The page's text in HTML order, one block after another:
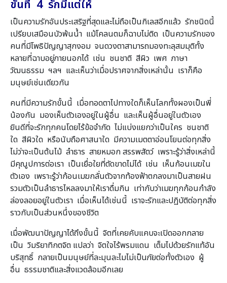
ขั้นที่ 4 รักมีแต่ให้
เป็นความรักอันประเสริฐที่สุดและไม่ถือเป็นกิเลสอีกแล้ว รักชนิดนี้
เปรียบเสมือนบัวพ้นน้ำ แม้โคลนตมก็ฉาบไม่ติด เป็นความรักของ
คนที่มีโพธิปัญญาสุกงอม จนดวงตาสามารถมองทะลุสมมุติทั้ง
หลายที่ฉาบอยู่ภายนอกได้ เช่น ชนชาติ สีผิว เพศ ภาษา
วัฒนธรรม ฯลฯ และเห็นว่าเมื่อปราศจากสิ่งเหล่านั้น เราก็คือ
มนุษย์เช่นเดียวกัน
คนที่มีความรักขั้นนี้ เมื่อทอดตาไปทางใดก็เห็นโลกทั้งผองเป็นพี่
น้องกัน มองเห็นตัวเองอยู่ในผู้อื่น และเห็นผู้อื่นอยู่ในตัวเอง
ยินดีที่จะรักทุกคนโดยไร้ข้อจำกัด ไม่แบ่งแยกว่าเป็นใคร ชนชาติ
ใด สีผิวใด หรือนับถือศาสนาใด มีความเมตตาอ่อนโยนต่อทุกสิ่ง
ไม่ว่าจะเป็นต้นไม้ ลำธาร สายหมอก สรรพสัตว์ เพราะรู้ว่าสิ่งเหล่านี้
มีคุณูปการต่อเรา เป็นเยื่อใยที่ตัดขาดไม่ได้ เช่น เห็นก้อนเมฆใน
ตัวเอง เพราะรู้ว่าก้อนเมฆกลั่นตัวจากท้องฟ้าตกลงมาเป็นสายฝน
รวมตัวเป็นลำธารไหลลงมาให้เราดื่มกิน เท่ากับว่าเมฆทุกก้อนกำลัง
ล่องลอยอยู่ในตัวเรา เมื่อเห็นได้เช่นนี้ เราจะรักและปฏิบัติต่อทุกสิ่ง
ราวกับเป็นส่วนหนึ่งของชีวิต
เมื่อพัฒนาปัญญาได้ถึงขั้นนี้ จิตที่เคยคับแคบจะเปิดออกกลาย
เป็น วิมริยาทิกตจิต แปลว่า จิตใจไร้พรมแดน เต็มไปด้วยรักแท้อัน
บริสุทธิ์ กลายเป็นมนุษย์ที่ละมุนละไมไม่เป็นภัยต่อทั้งตัวเอง ผู้
อื่น ธรรมชาติและสิ่งแวดล้อมอีกเลย